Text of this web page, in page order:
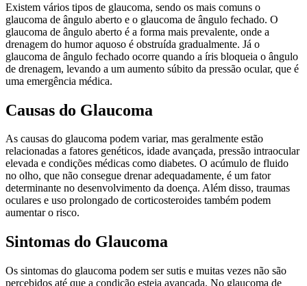
Existem vários tipos de glaucoma, sendo os mais comuns o
glaucoma de ângulo aberto e o glaucoma de ângulo fechado. O
glaucoma de ângulo aberto é a forma mais prevalente, onde a
drenagem do humor aquoso é obstruída gradualmente. Já o
glaucoma de ângulo fechado ocorre quando a íris bloqueia o ângulo
de drenagem, levando a um aumento súbito da pressão ocular, que é
uma emergência médica.
Causas do Glaucoma
As causas do glaucoma podem variar, mas geralmente estão
relacionadas a fatores genéticos, idade avançada, pressão intraocular
elevada e condições médicas como diabetes. O acúmulo de fluido
no olho, que não consegue drenar adequadamente, é um fator
determinante no desenvolvimento da doença. Além disso, traumas
oculares e uso prolongado de corticosteroides também podem
aumentar o risco.
Sintomas do Glaucoma
Os sintomas do glaucoma podem ser sutis e muitas vezes não são
percebidos até que a condição esteja avançada. No glaucoma de